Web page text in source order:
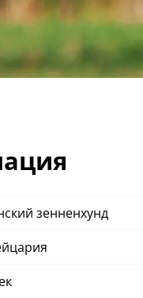
зенненхунд